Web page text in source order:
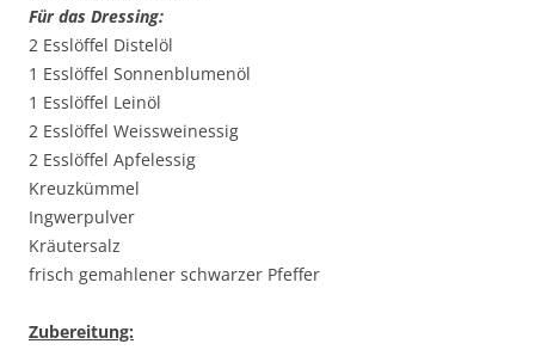
Für das Dressing:
2 Esslöffel Distelöl
1 Esslöffel Sonnenblumenöl
1 Esslöffel Leinöl
2 Esslöffel Weissweinessig
2 Esslöffel Apfelessig
Kreuzkümmel
Ingwerpulver
Kräutersalz
frisch gemahlener schwarzer Pfeffer
Zubereitung: